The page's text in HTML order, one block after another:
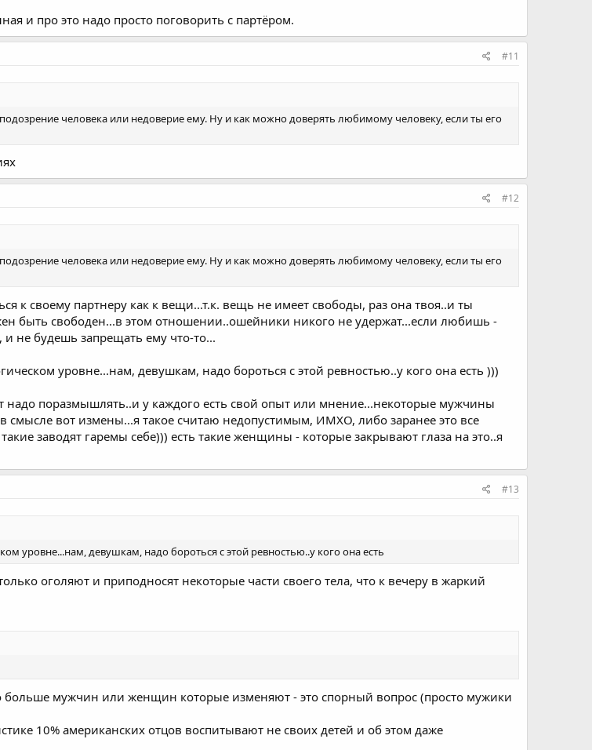
и про это надо просто поговорить с партёром.
#11
человека или недоверие ему. Ну и как можно доверять любимому человеку, если ты его
#12
человека или недоверие ему. Ну и как можно доверять любимому человеку, если ты его
к своему партнеру как к вещи...т.к. вещь не имеет свободы, раз она твоя..и ты
быть свободен...в этом отношении..ошейники никого не удержат...если любишь -
не будешь запрещать ему что-то...
уровне...нам, девушкам, надо бороться с этой ревностью..у кого она есть )))
надо поразмышлять..и у каждого есть свой опыт или мнение...некоторые мужчины
смысле вот измены...я такое считаю недопустимым, ИМХО, либо заранее это все
заводят гаремы себе))) есть такие женщины - которые закрывают глаза на это..я
#13
уровне...нам, девушкам, надо бороться с этой ревностью..у кого она есть
оголяют и приподносят некоторые части своего тела, что к вечеру в жаркий
больше мужчин или женщин которые изменяют - это спорный вопрос (просто мужики
10% американских отцов воспитывают не своих детей и об этом даже